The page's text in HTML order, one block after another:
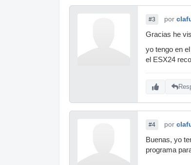
#3 por
Gracias he
yo tengo en
el ESX24
#4 por
Buenas, yo
programa